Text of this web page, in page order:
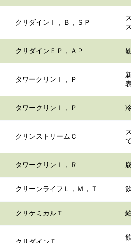
クリダインＩ，Ｂ，ＳＰ
クリダインＥＰ，ＡＰ
タワークリンＩ，Ｐ
タワークリンＩ，Ｐ
クリンストリームＣ
タワークリンＩ，Ｒ
クリーンライフＬ，Ｍ，Ｔ
クリケミカルＴ